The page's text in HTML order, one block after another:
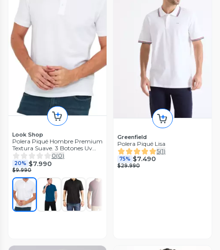
Look Shop
Polera Piqué Hombre Premium
Textura Suave. 3 Botones Uv
.m16 001
0(0)
20% $7.990
$9.990
Greenfield
Polera Piqué Lisa
5(1)
75% $7.490
$29.990